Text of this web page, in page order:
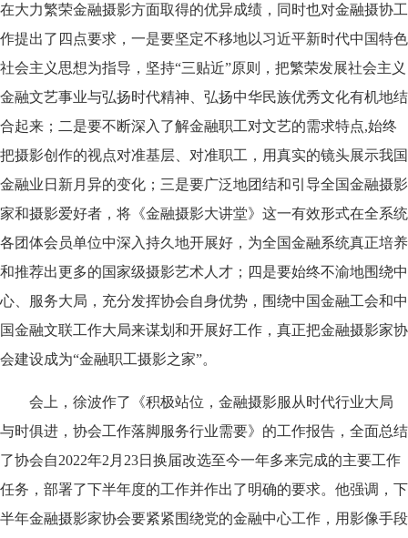
在大力繁荣金融摄影方面取得的优异成绩，同时也对金融摄协工
作提出了四点要求，一是要坚定不移地以习近平新时代中国特色
社会主义思想为指导，坚持“三贴近”原则，把繁荣发展社会主义
金融文艺事业与弘扬时代精神、弘扬中华民族优秀文化有机地结
合起来；二是要不断深入了解金融职工对文艺的需求特点,始终
把摄影创作的视点对准基层、对准职工，用真实的镜头展示我国
金融业日新月异的变化；三是要广泛地团结和引导全国金融摄影
家和摄影爱好者，将《金融摄影大讲堂》这一有效形式在全系统
各团体会员单位中深入持久地开展好，为全国金融系统真正培养
和推荐出更多的国家级摄影艺术人才；四是要始终不渝地围绕中
心、服务大局，充分发挥协会自身优势，围绕中国金融工会和中
国金融文联工作大局来谋划和开展好工作，真正把金融摄影家协
会建设成为“金融职工摄影之家”。
会上，徐波作了《积极站位，金融摄影服从时代行业大局
与时俱进，协会工作落脚服务行业需要》的工作报告，全面总结
了协会自2022年2月23日换届改选至今一年多来完成的主要工作
任务，部署了下半年度的工作并作出了明确的要求。他强调，下
半年金融摄影家协会要紧紧围绕党的金融中心工作，用影像手段